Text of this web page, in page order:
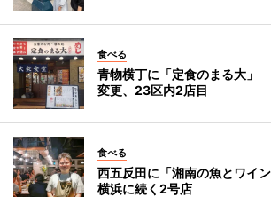
食べる
青物横丁に「定食のまる大」
変更、23区内2店目
食べる
西五反田に「湘南の魚とワイ
横浜に続く2号店